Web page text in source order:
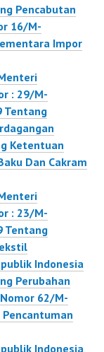
Pencabutan
16/M-
Impor
: 29/M-
Tentang
Ketentuan
Dan Cakram
: 23/M-
Tentang
Indonesia
Perubahan
62/M-
Indonesia